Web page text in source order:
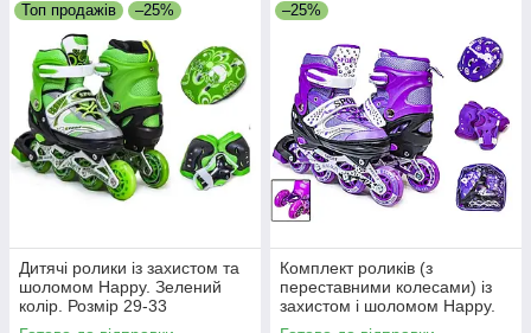
Топ продажів –25%
Дитячі ролики із захистом та
шоломом Happy. Зелений
колір. Розмір 29-33
–25%
Комплект роликів (з
переставними колесами) із
захистом і шоломом Happy.
Фіолетовий комплект. Розмір